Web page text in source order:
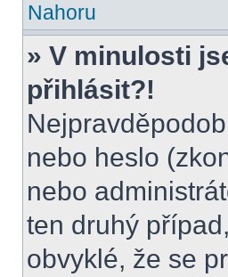
Nahoru
» V minulosti
přihlásit?!
nebo heslo
nebo
ten druhý
obvyklé, že se